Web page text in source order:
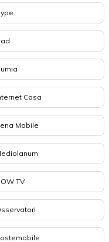
Casa
Mobile
TV